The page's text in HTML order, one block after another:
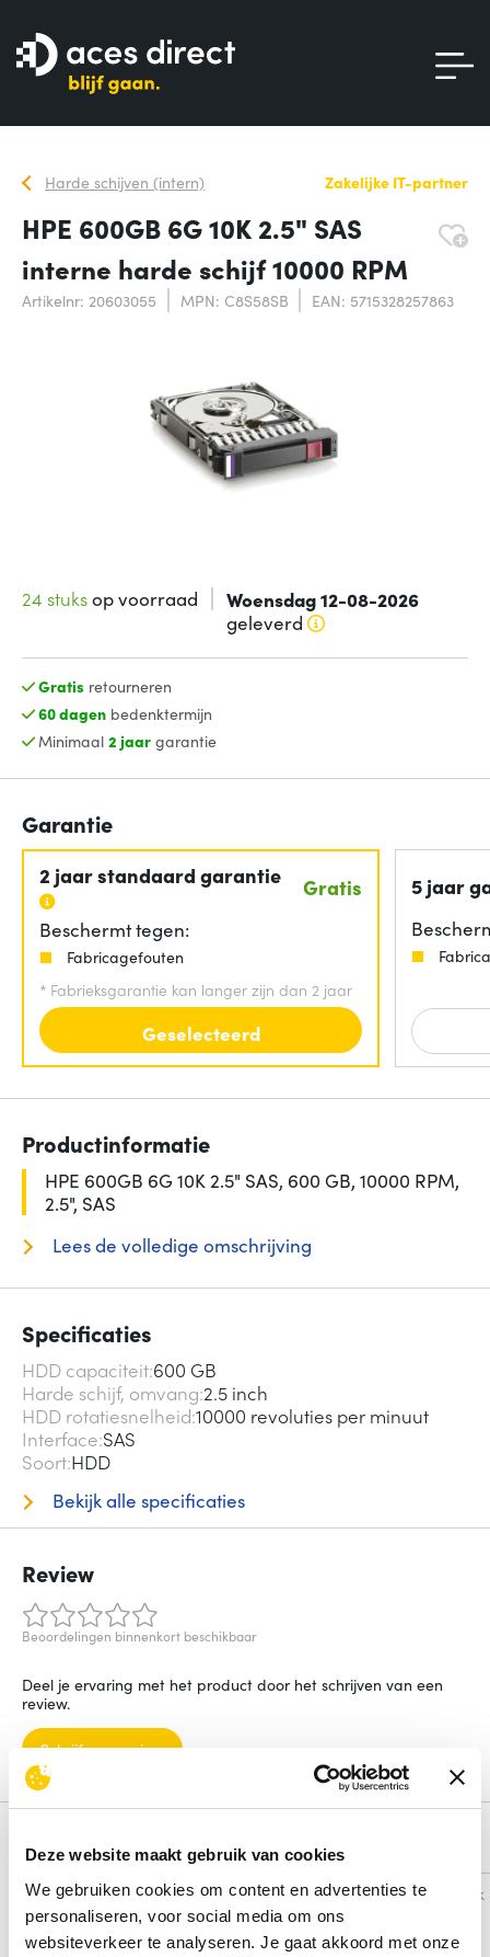
Deze website maakt gebruik van cookies
We gebruiken cookies om content en advertenties te
personaliseren, voor social media om ons
websiteverkeer te analyseren. Je gaat akkoord met onze
Harde schijven (intern) Zakelijke IT-partner
HPE 600GB 6G 10K 2.5" SAS
interne harde schijf 10000 RPM
Artikelnr: 20603055 MPN: C8S58SB EAN: 5715328257863
24 stuksop voorraad Woensdag 12-08-2026
geleverd
Gratis retourneren
60 dagenbedenktermijn
Minimaal 2 jaargarantie
Garantie
2 jaar standaard garantie Gratis
Beschermt tegen:
Fabricagefouten
* Fabrieksgarantie kan langer zijn dan 2 jaar
Geselecteerd
5 jaar
Productinformatie
HPE 600GB 6G 10K 2.5" SAS, 600 GB, 10000 RPM,
2.5", SAS
Lees de volledige omschrijving
Specificaties
HDD capaciteit 600 GB
Harde schijf, omvang 2.5 inch
HDD rotatiesnelheid 10000 revoluties per minuut
Interface SAS
Soort HDD
Bekijk alle specificaties
Review
Beoordelingen binnenkort beschikbaar
Deel je ervaring met het product door het schrijven van een
review.
Schrijf een review
Alternatieven
Vergelijk Vergelijk